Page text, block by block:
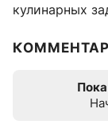
кулинарных